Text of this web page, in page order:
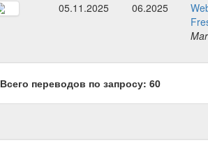
05.11.2025
06.2025
Всего переводов по запросу: 60